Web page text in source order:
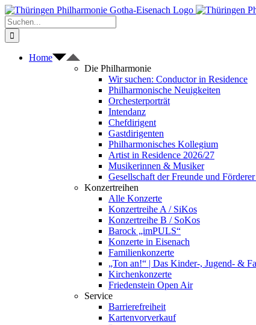
Zum
Inhalt
springen
Suche
nach:
Home
Die Philharmonie
Wir suchen: Conductor in Residence
Philharmonische Neuigkeiten
Orchesterporträt
Intendanz
Chefdirigent
Gastdirigenten
Philharmonisches Kollegium
Artist in Residence 2026/27
Musikerinnen & Musiker
Gesellschaft der Freunde und
Konzertreihen
Alle Konzerte
Konzertreihe A / SiKos
Konzertreihe B / SoKos
Barock „imPULS“
Konzerte in Eisenach
Familienkonzerte
„Ton an!“ | Das Kinder-, Jugend- &
Kirchenkonzerte
Friedenstein Open Air
Service
Barrierefreiheit
Kartenvorverkauf